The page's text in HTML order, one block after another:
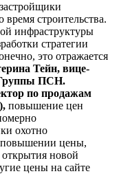
строительства.
инфраструктуры
стратегии
это отражается
Тейн, вице-
ПСН.
по продажам
повышение цен
охотно
цены,
новой
цены на сайте